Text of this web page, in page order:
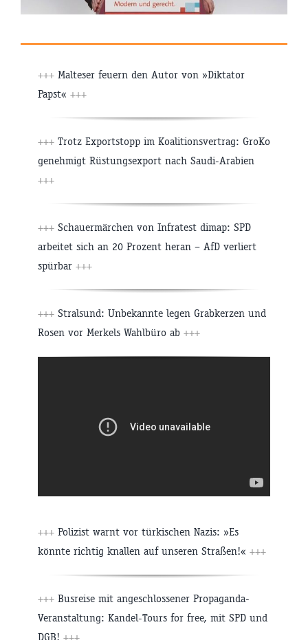
+++ Malteser feuern den Autor von »Diktator
Papst« +++
+++ Trotz Exportstopp im Koalitionsvertrag: GroKo
genehmigt Rüstungsexport nach Saudi-Arabien
+++
+++ Schauermärchen von Infratest dimap: SPD
arbeitet sich an 20 Prozent heran – AfD verliert
spürbar +++
+++ Stralsund: Unbekannte legen Grabkerzen und
Rosen vor Merkels Wahlbüro ab +++
+++ Polizist warnt vor türkischen Nazis: »Es
könnte richtig knallen auf unseren Straßen!« +++
+++ Busreise mit angeschlossener Propaganda-
Veranstaltung: Kandel-Tours for free, mit SPD und
DGB! +++